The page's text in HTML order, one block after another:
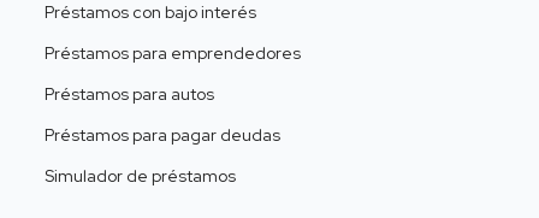
Préstamos con bajo interés
Préstamos para emprendedores
Préstamos para autos
Préstamos para pagar deudas
Simulador de préstamos